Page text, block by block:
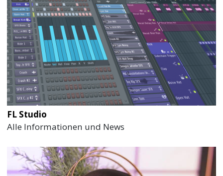
FL Studio
Alle Informationen und News